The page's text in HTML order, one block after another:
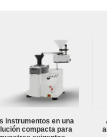
instrumentos en una
compacta para